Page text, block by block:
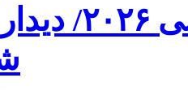
برنامه بازی های